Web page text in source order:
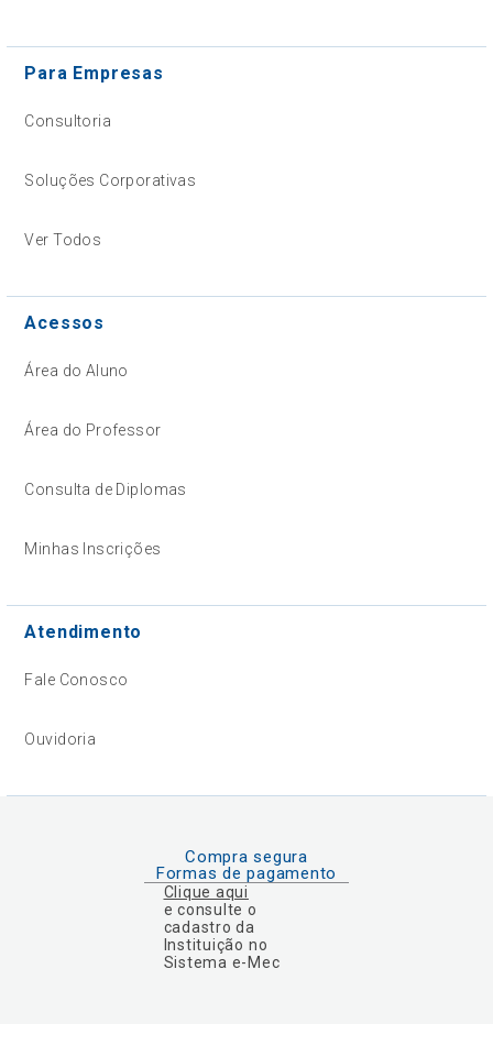
Para Empresas
Consultoria
Soluções Corporativas
Ver Todos
Acessos
Área do Aluno
Área do Professor
Consulta de Diplomas
Minhas Inscrições
Atendimento
Fale Conosco
Ouvidoria
Compra segura
Formas de pagamento
Clique aqui
e consulte o
cadastro da
Instituição no
Sistema e-Mec